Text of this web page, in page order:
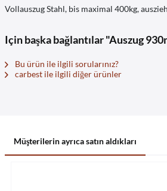
Vollauszug Stahl, bis maximal 400kg,
Için başka bağlantılar "Auszug
Bu ürün ile ilgili sorularınız?
carbest ile ilgili diğer ürünler
Müşterilerin ayrıca satın aldıkları